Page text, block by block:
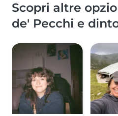
Scopri altre
de' Pecchi e